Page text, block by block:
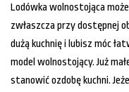
Lodówka wolnostojąca
zwłaszcza przy dostępnej
dużą kuchnię i lubisz móc
model wolnostojący. Już
stanowić ozdobę kuchni.